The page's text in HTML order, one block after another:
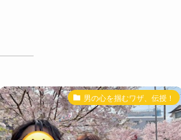
男の心を掴むワザ、伝授！